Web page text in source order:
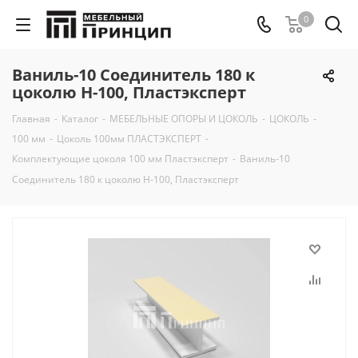
0
Ваниль-10 Соединитель 180 к
цоколю Н-100, Пластэксперт
Главная - Каталог - МЕБЕЛЬНЫЕ ОПОРЫ И ЦОКОЛЬ - ЦОКОЛЬ -
100 мм - Цоколь 100мм ПЛАСТЭКСПЕРТ -
Комплектующие цоколя 100 мм Пластэксперт - Ваниль-10
Соединитель 180 к цоколю Н-100, Пластэксперт